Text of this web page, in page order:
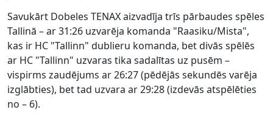
Savukārt Dobeles TENAX aizvadīja trīs pārbaudes spēles
Tallinā – ar 31:26 uzvarēja komanda "Raasiku/Mista",
kas ir HC "Tallinn" dublieru komanda, bet divās spēlēs
ar HC "Tallinn" uzvaras tika sadalītas uz pusēm –
vispirms zaudējums ar 26:27 (pēdējās sekundēs varēja
izglābties), bet tad uzvara ar 29:28 (izdevās atspēlēties
no – 6).